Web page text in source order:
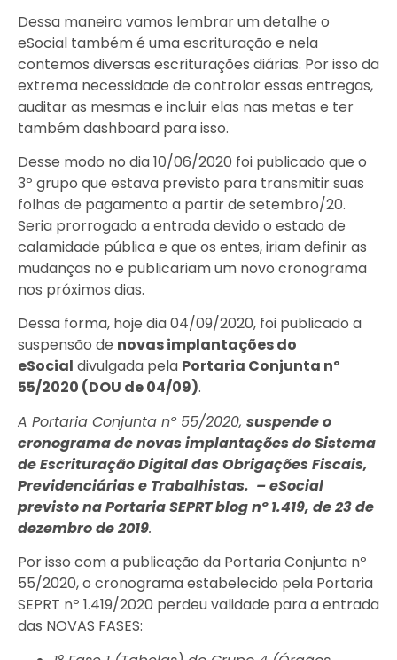
Dessa maneira vamos lembrar um detalhe o
eSocial também é uma escrituração e nela
contemos diversas escriturações diárias. Por isso da
extrema necessidade de controlar essas entregas,
auditar as mesmas e incluir elas nas metas e ter
também dashboard para isso.
Desse modo no dia 10/06/2020 foi publicado que o
3º grupo que estava previsto para transmitir suas
folhas de pagamento a partir de setembro/20.
Seria prorrogado a entrada devido o estado de
calamidade pública e que os entes, iriam definir as
mudanças no e publicariam um novo cronograma
nos próximos dias.
Dessa forma, hoje dia 04/09/2020, foi publicado a
suspensão de novas implantações do
eSocial divulgada pela Portaria Conjunta nº
55/2020 (DOU de 04/09).
A Portaria Conjunta nº 55/2020, suspende o
cronograma de novas implantações do Sistema
de Escrituração Digital das Obrigações Fiscais,
Previdenciárias e Trabalhistas. – eSocial
previsto na Portaria SEPRT blog nº 1.419, de 23 de
dezembro de 2019.
Por isso com a publicação da Portaria Conjunta nº
55/2020, o cronograma estabelecido pela Portaria
SEPRT nº 1.419/2020 perdeu validade para a entrada
das NOVAS FASES: